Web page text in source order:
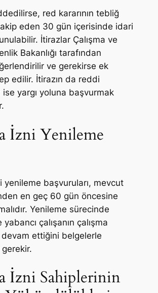
red kararının tebliğ
eden 30 gün içerisinde idari
İtirazlar Çalışma ve
Bakanlığı tarafından
ve gerekirse ek
edilir. İtirazın da reddi
yargı yoluna başvurmak
İzni Yenileme
yenileme başvuruları, mevcut
en geç 60 gün öncesine
Yenileme sürecinde
çalışanın çalışma
devam ettiğini belgelerle
gerekir.
İzni Sahiplerinin